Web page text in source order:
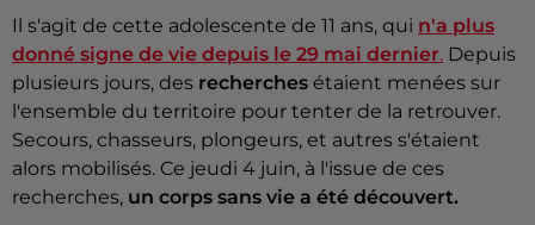
Il s'agit de cette adolescente de 11 ans, qui n'a plus
donné signe de vie depuis le 29 mai dernier. Depuis
plusieurs jours, des recherches étaient menées sur
l'ensemble du territoire pour tenter de la retrouver.
Secours, chasseurs, plongeurs, et autres s'étaient
alors mobilisés. Ce jeudi 4 juin, à l'issue de ces
recherches, un corps sans vie a été découvert.